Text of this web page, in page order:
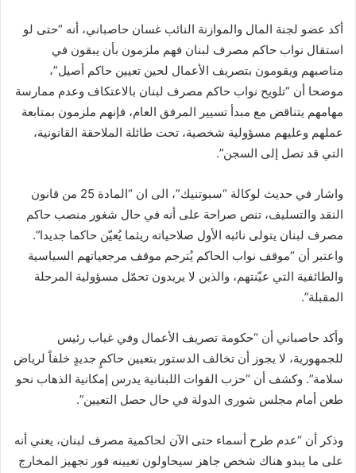
ل
ب
ر
ت
ر
و
ي
أكد عضو لجنة المال والموازنة النائب غسان حاصباني، أنه “حتى لو
استقال نواب حاكم مصرف لبنان فهم ملزمون بأن يبقون في
مناصبهم ويقومون بتصريف الأعمال لحين تعيين حاكم أصيل”،
موضحا أن “تلويح نواب حاكم مصرف لبنان بالاعتكاف وعدم ممارسة
مهامهم يتناقض مع مبدأ تسيير المرفق العام، فإنهم ملزمون بمتابعة
عملهم وعليهم مسؤولية شخصية، تحت طائلة الملاحقة القانونية،
التي قد تصل إلى السجن”.
واشار في حديث لوكالة “سبوتنيك”، الى ان “المادة 25 من قانون
النقد والتسليف، تنص صراحة على أنه في حال شغور منصب حاكم
مصرف لبنان يتولى نائبه الأول صلاحياته ريثما يُعيّن حاكما جديدا”.
واعتبر أن “موقف نواب الحاكم يُترجم موقف مرجعياتهم السياسية
والطائفية التي عيّنتهم، والذين لا يريدون تحمّل مسؤولية المرحلة
المقبلة”.
وأكد حاصباني أن “حكومة تصريف الأعمال وفي غياب رئيس
للجمهورية، لا يجوز أن تخالف الدستور بتعيين حاكمٍ جديدٍ خلفاً لرياض
سلامة”. وكشف أن “حزب القوات اللبنانية يدرس إمكانية الذهاب نحو
طعن أمام مجلس شورى الدولة في حال حصل التعيين”.
وذكر أن “عدم طرح أسماء حتى الآن لحاكمية مصرف لبنان، يعني أنه
على ما يبدو هناك شخص جاهز سيحاولون تعيينه فور تجهيز المخارج